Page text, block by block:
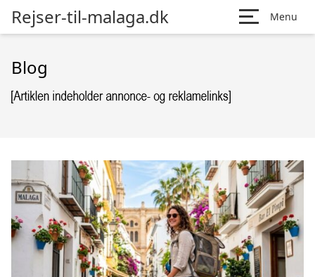
Rejser-til-malaga.dk Menu
Blog